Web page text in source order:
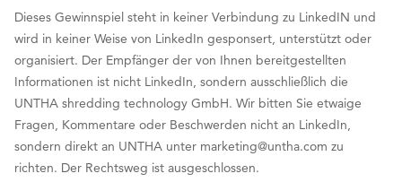
Dieses Gewinnspiel steht in keiner Verbindung zu LinkedIN und
wird in keiner Weise von LinkedIn gesponsert, unterstützt oder
organisiert. Der Empfänger der von Ihnen bereitgestellten
Informationen ist nicht LinkedIn, sondern ausschließlich die
UNTHA shredding technology GmbH. Wir bitten Sie etwaige
Fragen, Kommentare oder Beschwerden nicht an LinkedIn,
sondern direkt an UNTHA unter marketing@untha.com zu
richten. Der Rechtsweg ist ausgeschlossen.